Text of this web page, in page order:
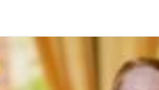
© Copyright: